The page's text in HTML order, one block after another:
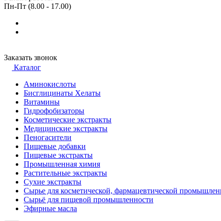
Пн-Пт (8.00 - 17.00)
Заказать звонок
Каталог
Аминокислоты
Бисглицинаты Хелаты
Витамины
Гидрофобизаторы
Косметические экстракты
Медицинские экстракты
Пеногасители
Пищевые добавки
Пищевые экстракты
Промышленная химия
Растительные экстракты
Сухие экстракты
Сырье для косметической, фармацевтической
Сырьё для пищевой промышленности
Эфирные масла